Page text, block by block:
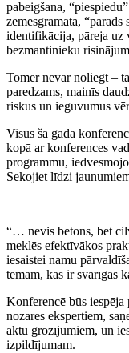
pabeigšana,
zemesgrāmatā,
identifikācija, pāreja uz
bezmantinieku
Tomēr nevar noliegt –
paredzams, mainīs
riskus un ieguvumus
Visus šā gada
kopā ar konferences
programmu,
Sekojiet līdzi
“… nevis betons, bet
meklēs efektīvākos
iesaistei namu
tēmām, kas ir svarīgas
Konferencē būs
nozares ekspertiem,
aktu grozījumiem, un
izpildījumam.